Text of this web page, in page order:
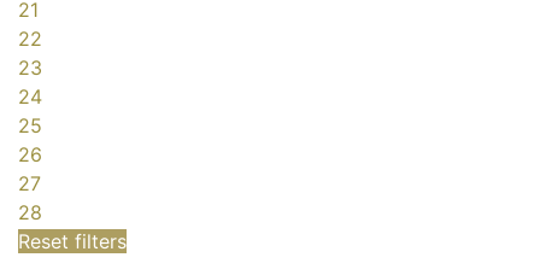
21
22
23
24
25
26
27
28
Reset filters